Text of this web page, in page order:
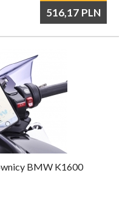
516,17 PLN
BMW K1600